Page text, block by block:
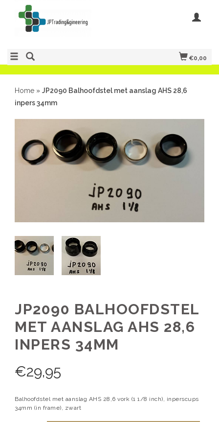
€0,00
Home » JP2090 Balhoofdstel met aanslag AHS 28,6
inpers 34mm
JP2090 BALHOOFDSTEL
MET AANSLAG AHS 28,6
INPERS 34MM
€29,95
Balhoofdstel met aanslag AHS 28,6 vork (1 1/8 inch), inperscups
34mm (in frame), zwart